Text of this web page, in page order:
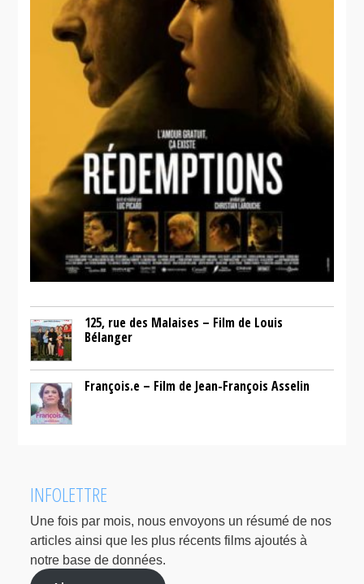
125, rue des Malaises – Film de Louis
Bélanger
François.e – Film de Jean-François Asselin
INFOLETTRE
Une fois par mois, nous envoyons un résumé de nos
articles ainsi que les plus récents films ajoutés à
notre base de données.